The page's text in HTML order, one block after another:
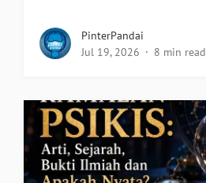
PinterPandai
Jul 19, 2026
8 min read